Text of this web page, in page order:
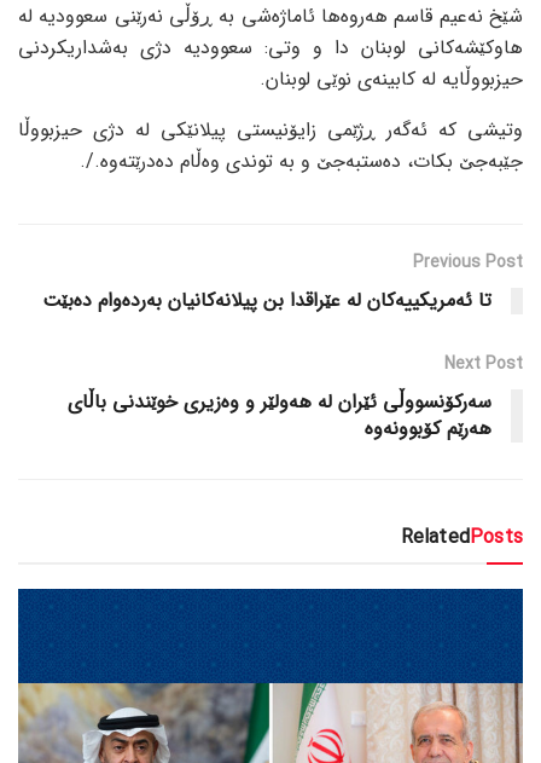
شێخ نەعیم قاسم هەروەها ئاماژەشی بە ڕۆڵی نەرێنی سعوودیە لە
هاوکێشەکانی لوبنان دا و وتی: سعوودیە دژی بەشداریکردنی
حیزبووڵایە لە کابینەی نوێی لوبنان.
وتیشی کە ئەگەر ڕژێمی زایۆنیستی پیلانێکی لە دژی حیزبووڵا
جێبەجێ بکات، دەستبەجێ و بە توندی وەڵام دەدرێتەوە./.
Previous Post
تا ئەمریکییەکان لە عێراقدا بن پیلانەکانیان بەردەوام دەبێت
Next Post
سەرکۆنسووڵی ئێران لە هەولێر و وەزیری خوێندنی باڵای
هەرێم کۆبوونەوە
RelatedPosts